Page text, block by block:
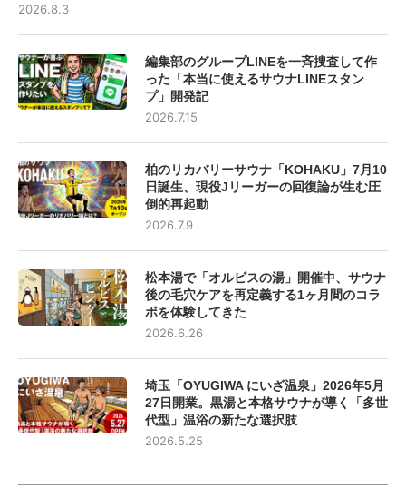
2026.8.3
編集部のグループLINEを一斉捜査して作
った「本当に使えるサウナLINEスタン
プ」開発記
2026.7.15
柏のリカバリーサウナ「KOHAKU」7月10
日誕生、現役Jリーガーの回復論が生む圧
倒的再起動
2026.7.9
松本湯で「オルビスの湯」開催中、サウナ
後の毛穴ケアを再定義する1ヶ月間のコラ
ボを体験してきた
2026.6.26
埼玉「OYUGIWA にいざ温泉」2026年5月
27日開業。黒湯と本格サウナが導く「多世
代型」温浴の新たな選択肢
2026.5.25